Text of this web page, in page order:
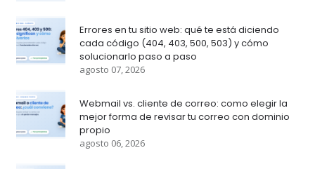
Errores en tu sitio web: qué te está diciendo
cada código (404, 403, 500, 503) y cómo
solucionarlo paso a paso
agosto 07, 2026
Webmail vs. cliente de correo: como elegir la
mejor forma de revisar tu correo con dominio
propio
agosto 06, 2026